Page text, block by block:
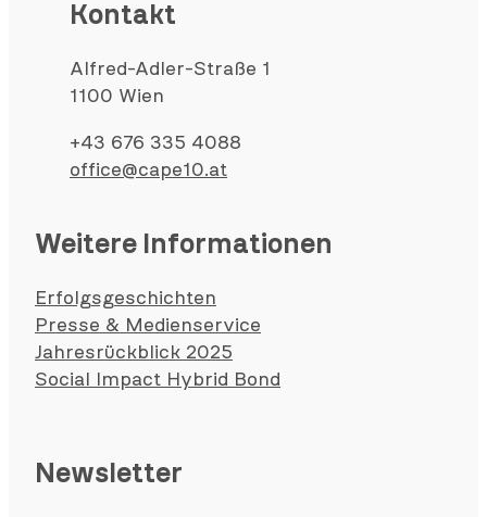
Kontakt
Alfred-Adler-Straße 1
1100 Wien
+43 676 335 4088
office@cape10.at
Weitere Informationen
Erfolgsgeschichten
Presse & Medienservice
Jahresrückblick 2025
Social Impact Hybrid Bond
Newsletter